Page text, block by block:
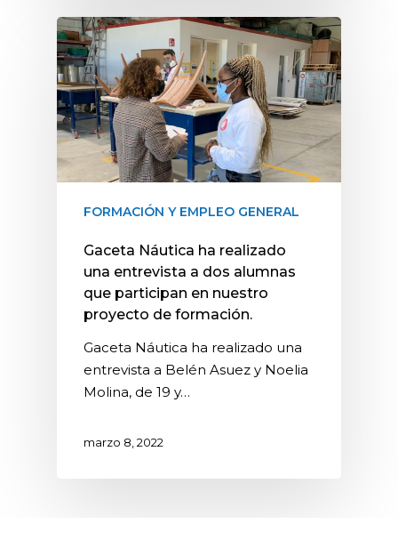
FORMACIÓN Y EMPLEO GENERAL
Gaceta Náutica ha realizado
una entrevista a dos alumnas
que participan en nuestro
proyecto de formación.
Gaceta Náutica ha realizado una
entrevista a Belén Asuez y Noelia
Molina, de 19 y…
marzo 8, 2022